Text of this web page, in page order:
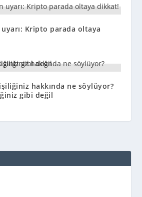
uyarı: Kripto parada oltaya
hakkında ne söylüyor?
gibi değil